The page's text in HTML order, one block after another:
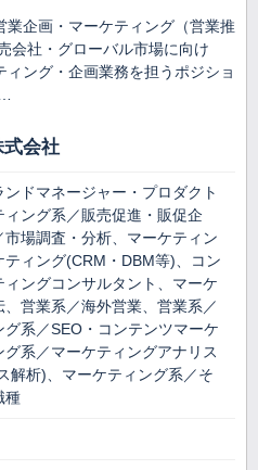
業企画・マーケティング（営業推
会社・グローバル市場に向け
ング・企画業務を担うポジショ
式会社
ドマネージャー・プロダクト
ング系／販売促進・販促企
場調査・分析、マーケティン
ィング(CRM・DBM等)、コン
ングコンサルタント、マーケ
営業系／海外営業、営業系／
系／SEO・コンテンツマーケ
系／マーケティングアナリス
解析)、マーケティング系／そ
種